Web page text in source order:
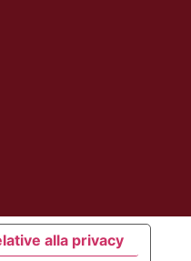
alla privacy